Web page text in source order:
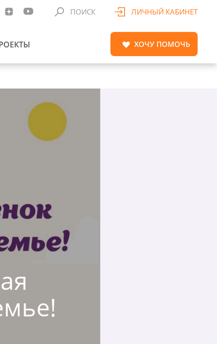
ПОИСК ЛИЧНЫЙ КАБИНЕТ
ХОЧУ ПОМОЧЬ